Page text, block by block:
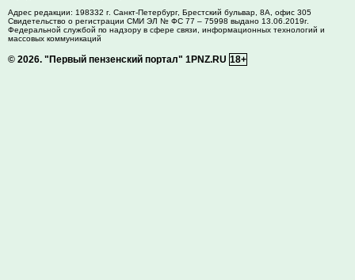
Адрес редакции: 198332 г. Санкт-Петербург, Брестский бульвар, 8А, офис 305
Свидетельство о регистрации СМИ ЭЛ № ФС 77 – 75998 выдано 13.06.2019г.
Федеральной службой по надзору в сфере связи, информационных технологий и
массовых коммуникаций
© 2026. "Первый пензенский портал" 1PNZ.RU 18+